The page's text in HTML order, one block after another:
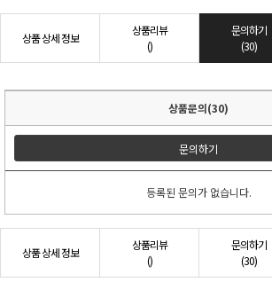
상품 상세 정보
상품리뷰
()
문의하기
(30)
상품문의(30)
문의하기
등록된 문의가 없습니다.
상품 상세 정보
상품리뷰
()
문의하기
(30)